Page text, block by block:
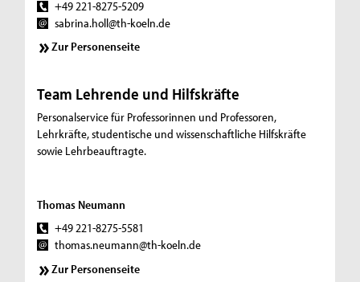
+49 221-8275-5209
sabrina.holl@th-koeln.de
Zur Personenseite
Team Lehrende und Hilfskräfte
Personalservice für Professorinnen und Professoren,
Lehrkräfte, studentische und wissenschaftliche Hilfskräfte
sowie Lehrbeauftragte.
Thomas Neumann
+49 221-8275-5581
thomas.neumann@th-koeln.de
Zur Personenseite